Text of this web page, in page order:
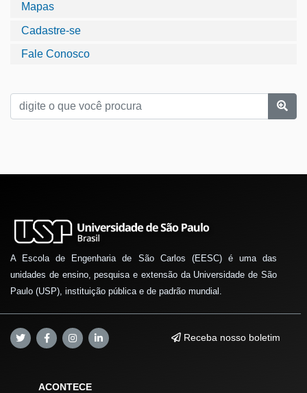
Mapas
Cadastre-se
Fale Conosco
A Escola de Engenharia de São Carlos (EESC) é uma das
unidades de ensino, pesquisa e extensão da Universidade de São
Paulo (USP), instituição pública e de padrão mundial.
Receba nosso boletim
ACONTECE